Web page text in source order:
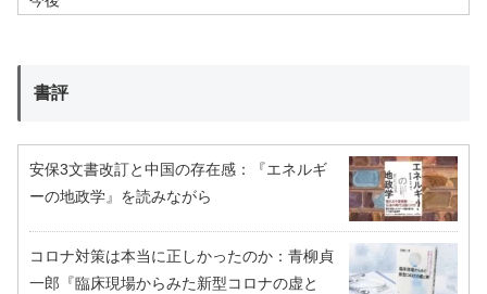
書評
安保3文書改訂と中国の存在感：『エネルギ
ーの地政学』を読みながら
コロナ対策は本当に正しかったのか：青柳貞
一郎『臨床現場からみた新型コロナの虚と